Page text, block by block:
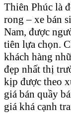
Thiên Phúc là
rong – xe bán
Nam, được
tiên lựa chọn.
khách hàng
đẹp nhất thị
kịp được theo
giá bán quầy
giá khá cạnh